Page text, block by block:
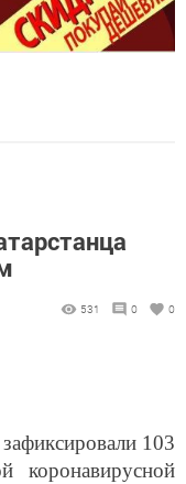
531 0 0
103
коронавирусной